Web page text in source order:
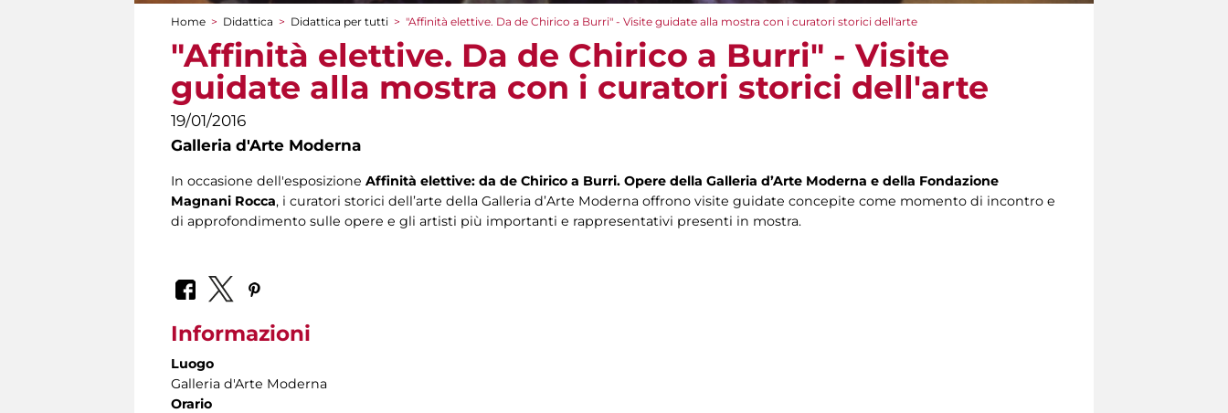
Tu sei qui
Home > Didattica > Didattica per tutti > "Affinità elettive. Da de Chirico a Burri" - Visite guidate alla mostra con i curatori storici dell'arte
"Affinità elettive. Da de Chirico a Burri" - Visite
guidate alla mostra con i curatori storici dell'arte
19/01/2016
Galleria d'Arte Moderna
In occasione dell'esposizione Affinità elettive: da de Chirico a Burri. Opere della Galleria d’Arte Moderna e della Fondazione
Magnani Rocca, i curatori storici dell’arte della Galleria d’Arte Moderna offrono visite guidate concepite come momento di incontro e
di approfondimento sulle opere e gli artisti più importanti e rappresentativi presenti in mostra.
Informazioni
Luogo
Galleria d'Arte Moderna
Orario